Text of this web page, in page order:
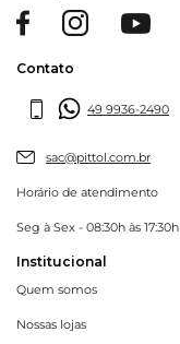
Contato
49 9936-2490
sac@pittol.com.br
Horário de atendimento
Seg à Sex - 08:30h às 17:30h
Institucional
Quem somos
Nossas lojas